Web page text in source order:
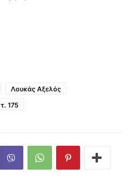
Λουκάς Αξελός
τ. 175